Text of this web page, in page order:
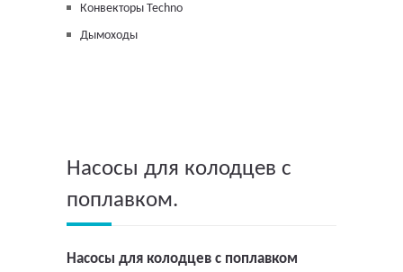
Конвекторы Techno
Дымоходы
Насосы для колодцев с
поплавком.
Насосы для колодцев с поплавком